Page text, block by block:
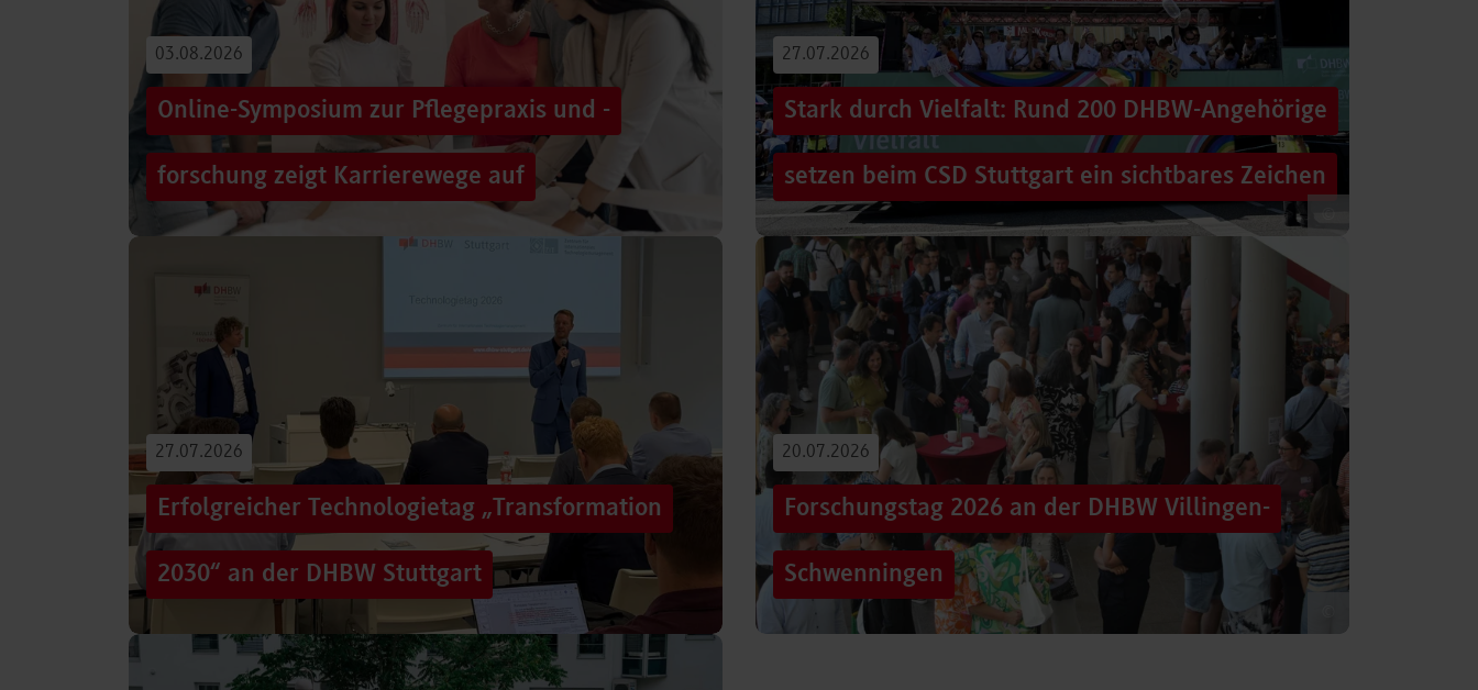
03.08.2026
Online-Symposium zur Pflegepraxis und -
forschung zeigt Karrierewege auf
Von der Promotion in Australien über die Weiterentwicklung
Führungsaufgaben – Drei…
Beitrag lesen
27.07.2026
Stark durch Vielfalt: Rund 200 DHBW-Angehörige
setzen beim CSD Stuttgart ein sichtbares Zeichen
Hunderttausende Menschen säumten am Samstag die Straßen der
Stuttgarter Innenstadt. Mitten im farbenfrohen Zug: ein eigener DHBW-
Truck, eine große…
Beitrag lesen
27.07.2026
Erfolgreicher Technologietag „Transformation
2030“ an der DHBW Stuttgart
Wie gelingt Transformation in einer Zeit, in der sich Technologien, Märkte
und gesellschaftliche Rahmenbedingungen immer schneller verändern?
Genau…
20.07.2026
Forschungstag 2026 an der DHBW Villingen-
Schwenningen
Grenzen überschreiten – und dennoch eine Verbindung schaffen, mit